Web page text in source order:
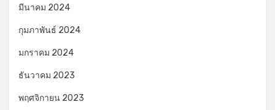
มีนาคม 2024
กุมภาพันธ์ 2024
มกราคม 2024
ธันวาคม 2023
พฤศจิกายน 2023